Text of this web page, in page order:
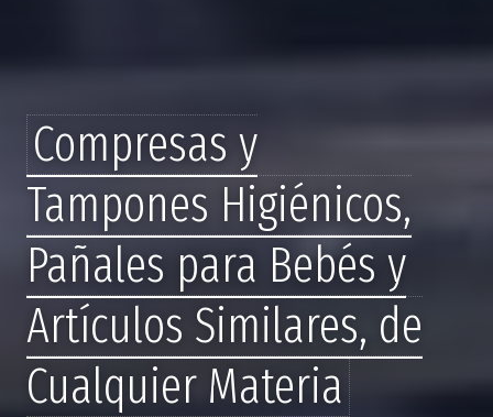
Compresas y
Tampones Higiénicos,
Pañales para Bebés y
Artículos Similares, de
Cualquier Materia